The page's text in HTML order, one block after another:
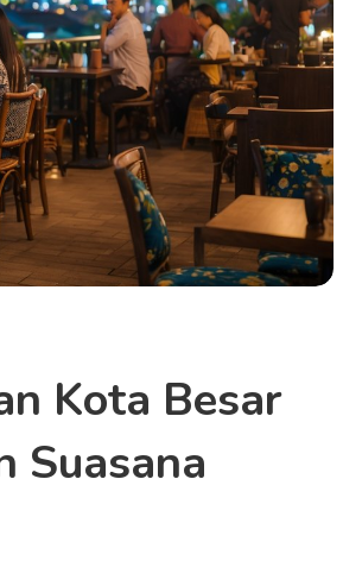
Kota Besar
Suasana